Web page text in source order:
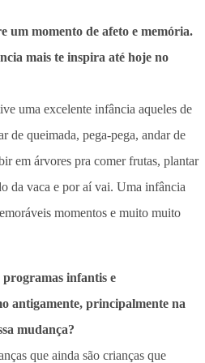
um momento de afeto e memória.
mais te inspira até hoje no
uma excelente infância aqueles de
de queimada, pega-pega, andar de
em árvores pra comer frutas, plantar
da vaca e por aí vai. Uma infância
momentos e muito muito
programas infantis e
antigamente, principalmente na
mudança?
que ainda são crianças que